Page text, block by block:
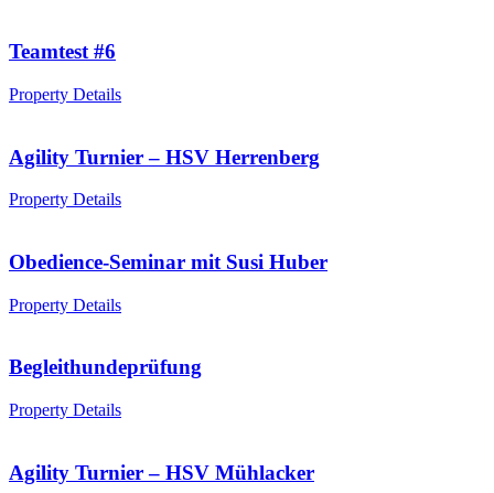
Teamtest #6
Property Details
Agility Turnier – HSV Herrenberg
Property Details
Obedience-Seminar mit Susi Huber
Property Details
Begleithundeprüfung
Property Details
Agility Turnier – HSV Mühlacker